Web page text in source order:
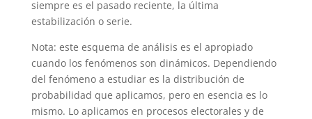
siempre es el pasado reciente, la última
estabilización o serie.
Nota: este esquema de análisis es el apropiado
cuando los fenómenos son dinámicos. Dependiendo
del fenómeno a estudiar es la distribución de
probabilidad que aplicamos, pero en esencia es lo
mismo. Lo aplicamos en procesos electorales y de